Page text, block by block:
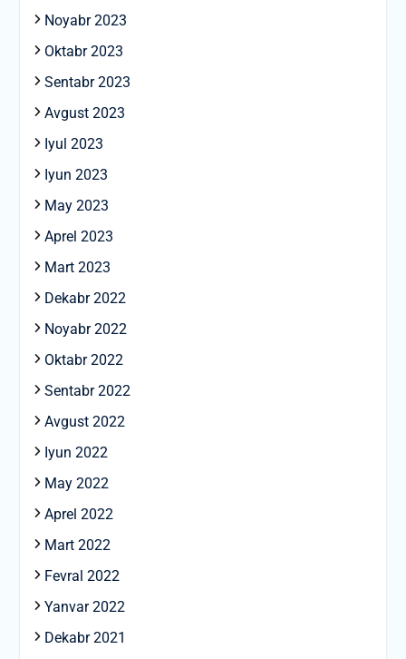
Noyabr 2023
Oktabr 2023
Sentabr 2023
Avgust 2023
Iyul 2023
Iyun 2023
May 2023
Aprel 2023
Mart 2023
Dekabr 2022
Noyabr 2022
Oktabr 2022
Sentabr 2022
Avgust 2022
Iyun 2022
May 2022
Aprel 2022
Mart 2022
Fevral 2022
Yanvar 2022
Dekabr 2021